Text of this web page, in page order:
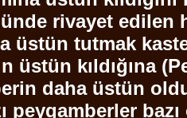
rivayet edilen
üstün tutmak
kıldığına
daha üstün
peygamberler